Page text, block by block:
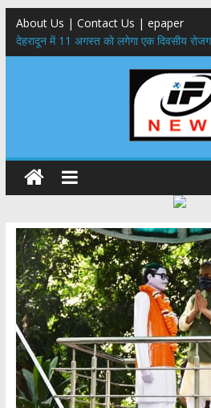
About Us | Contact Us | epaper
​देहरादून में 11 अगस्त को लगेगा एक दिवसीय
459 करोड़ से एचएनबी गढ़वाल विश्वविद्यालय में
शिक्षा मंत्री धन सिंह रावत ने नवनियुक्त केन्द्रीय
मुख्यमंत्री से महानिदेशक एनसीसी ने की
विस्तार एवं आधुनिक आधारभूत संरचना के विकास पर
एमडीडीए बोर्ड बैठक, देहरादून और मसूरी के
बुजुर्ग-दिव्यांगों के घर जाएंगे बीएलओ, करेंगे नोटिसों